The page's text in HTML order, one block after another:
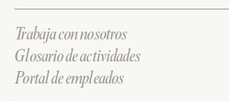
Trabaja con nosotros
Glosario de actividades
Portal de empleados